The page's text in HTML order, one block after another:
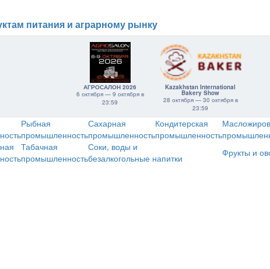
питания и аграрному рынку
АГРОСАЛОН 2026
6 октября — 9 октября в
23:59
Kazakhstan International
Bakery Show
28 октября — 30 октября в
23:59
Рыбная
промышленность
Сахарная
промышленность
Кондитерская
промышленность
Табачная
промышленность
Соки, воды и
безалкогольные напитки
Фрукты и